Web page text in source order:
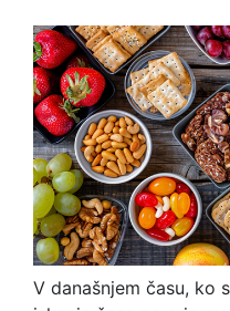
V današnjem času, ko